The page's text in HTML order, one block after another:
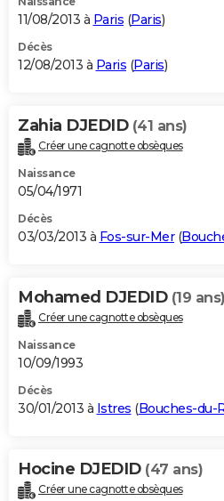
11/08/2013 à Paris (Paris)
Décès
12/08/2013 à Paris (Paris)
Zahia DJEDID (41 ans)
Créer une cagnotte obsèques
Naissance
05/04/1971
Décès
03/03/2013 à Fos-sur-Mer(
Mohamed DJEDID (19 ans)
Créer une cagnotte obsèques
Naissance
10/09/1993
Décès
30/01/2013 à Istres (Bouches-du-
Hocine DJEDID (47 ans)
Créer une cagnotte obsèques